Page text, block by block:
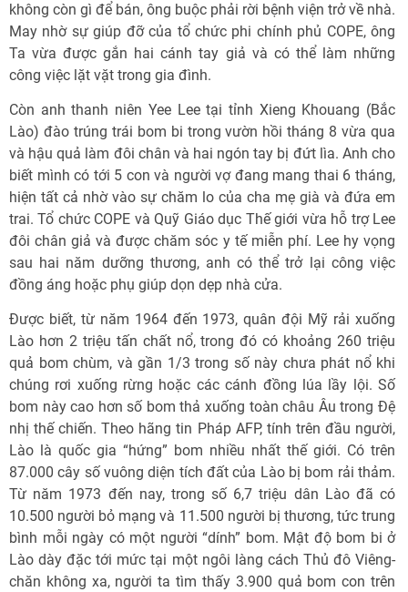
không còn gì để bán, ông buộc phải rời bệnh viện trở về nhà.
May nhờ sự giúp đỡ của tổ chức phi chính phủ COPE, ông
Ta vừa được gắn hai cánh tay giả và có thể làm những
công việc lặt vặt trong gia đình.
Còn anh thanh niên Yee Lee tại tỉnh Xieng Khouang (Bắc
Lào) đào trúng trái bom bi trong vườn hồi tháng 8 vừa qua
và hậu quả làm đôi chân và hai ngón tay bị đứt lìa. Anh cho
biết mình có tới 5 con và người vợ đang mang thai 6 tháng,
hiện tất cả nhờ vào sự chăm lo của cha mẹ già và đứa em
trai. Tổ chức COPE và Quỹ Giáo dục Thế giới vừa hỗ trợ Lee
đôi chân giả và được chăm sóc y tế miễn phí. Lee hy vọng
sau hai năm dưỡng thương, anh có thể trở lại công việc
đồng áng hoặc phụ giúp dọn dẹp nhà cửa.
Được biết, từ năm 1964 đến 1973, quân đội Mỹ rải xuống
Lào hơn 2 triệu tấn chất nổ, trong đó có khoảng 260 triệu
quả bom chùm, và gần 1/3 trong số này chưa phát nổ khi
chúng rơi xuống rừng hoặc các cánh đồng lúa lầy lội. Số
bom này cao hơn số bom thả xuống toàn châu Âu trong Đệ
nhị thế chiến. Theo hãng tin Pháp AFP, tính trên đầu người,
Lào là quốc gia “hứng” bom nhiều nhất thế giới. Có trên
87.000 cây số vuông diện tích đất của Lào bị bom rải thảm.
Từ năm 1973 đến nay, trong số 6,7 triệu dân Lào đã có
10.500 người bỏ mạng và 11.500 người bị thương, tức trung
bình mỗi ngày có một người “dính” bom. Mật độ bom bi ở
Lào dày đặc tới mức tại một ngôi làng cách Thủ đô Viêng-
chăn không xa, người ta tìm thấy 3.900 quả bom con trên